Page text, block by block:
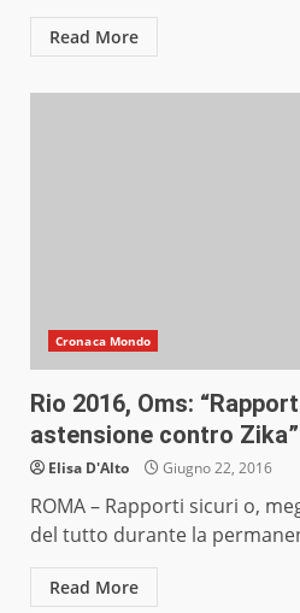
Read More
Cronaca Mondo
Rio 2016, Oms:
astensione contro Zika”
Elisa D'Alto Giugno 22, 2016
ROMA – Rapporti sicuri o,
del tutto durante la
Read More